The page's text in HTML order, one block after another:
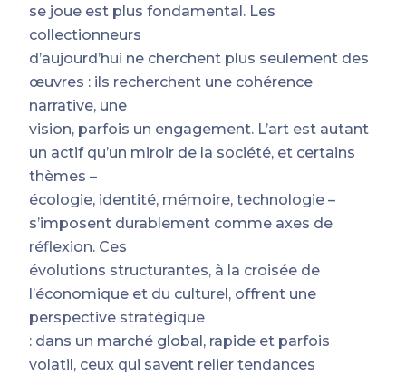
se joue est plus fondamental. Les
collectionneurs
d’aujourd’hui ne cherchent plus seulement des
œuvres : ils recherchent une cohérence
narrative, une
vision, parfois un engagement. L’art est autant
un actif qu’un miroir de la société, et certains
thèmes –
écologie, identité, mémoire, technologie –
s’imposent durablement comme axes de
réflexion. Ces
évolutions structurantes, à la croisée de
l’économique et du culturel, offrent une
perspective stratégique
: dans un marché global, rapide et parfois
volatil, ceux qui savent relier tendances